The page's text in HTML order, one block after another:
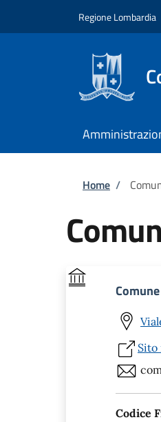
Regione Lombardia
Home /
Codice